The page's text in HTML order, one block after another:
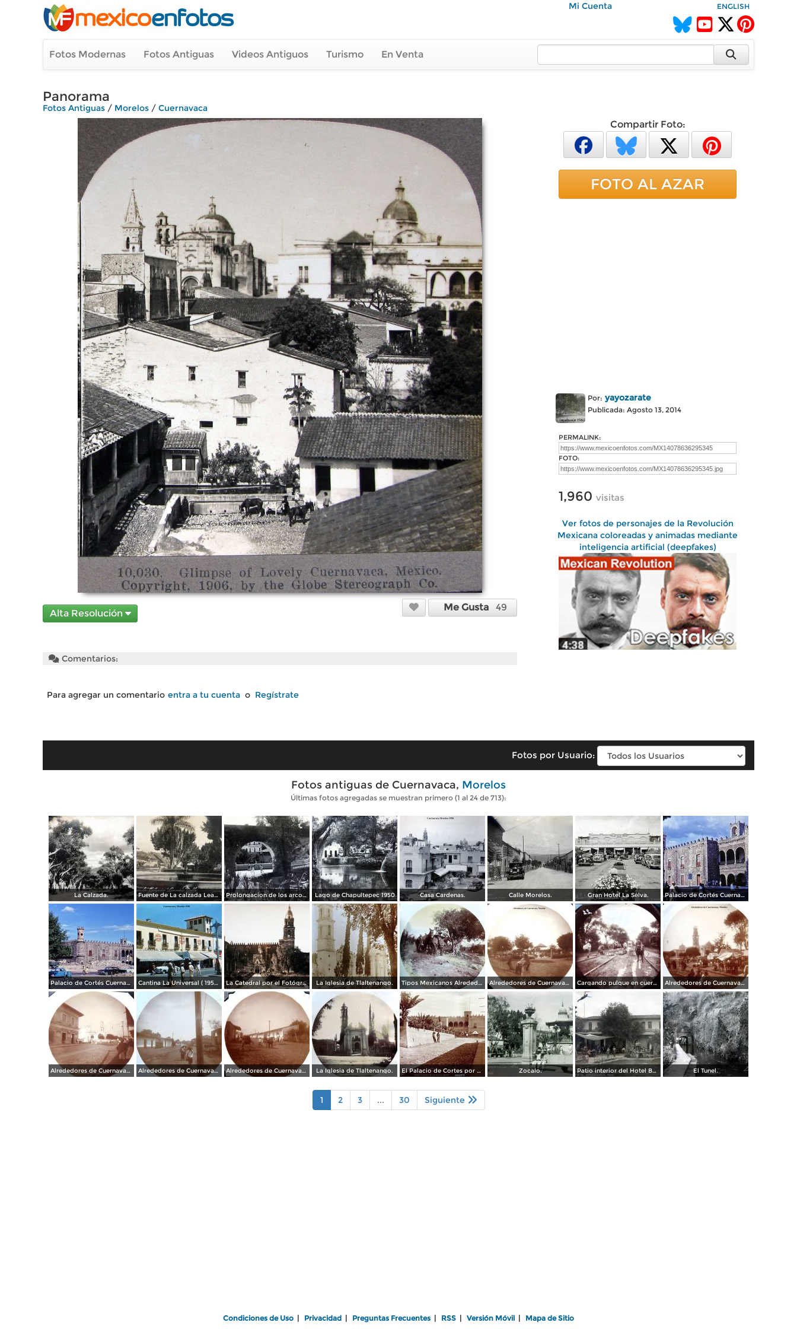
Mi Cuenta ENGLISH
Fotos Modernas Fotos Antiguas Videos Antiguos Turismo En Venta
Panorama
Fotos Antiguas / Morelos / Cuernavaca
Alta Resolución
Me Gusta 49
Comentarios:
Para agregar un comentario entra a tu cuenta o Regístrate
Compartir Foto:
FOTO AL AZAR
Por: yayozarate
Publicada: Agosto 13, 2014
PERMALINK:
FOTO:
1,960 visitas
Ver fotos de personajes de la Revolución
Mexicana coloreadas y animadas mediante
inteligencia artificial (deepfakes)
Fotos por Usuario:
Fotos antiguas de Cuernavaca, Morelos
Últimas fotos agregadas se muestran primero (1 al 24 de 713):
La Calzada. Fuente de La calzada Leandro Valle. Prolongacion de los arcos de Guadalupe. Lago de Chapultepec 1950 Casa Cardenas. Calle Morelos. Gran Hotel La Selva. Palacio de Cortés Cuernavaca Morelos 1967
Palacio de Cortés Cuernavaca Morelos 1967 Cantina La Universal ( 1950 ). La Catedral por el Fotógrafo Hugo Brehme. La Iglesia de Tlaltenango. Tipos Mexicanos Alrededores de Cuernavaca Morelos.. Alrededores de Cuernavaca Morelos. Cargando pulque en cueros de puerco Alrededores de Cuernavaca Morelos. Alrededores de Cuernavaca Morelos.
Alrededores de Cuernavaca Morelos. Alrededores de Cuernavaca Morelos. Alrededores de Cuernavaca Morelos. La Iglesia de Tlaltenango. El Palacio de Cortes por el Fotógrafo Windfield Scott. Zocalo. Patio interior del Hotel Banos y Lido, El Tunel.
1 2 3 ... 30 Siguiente
Condiciones de Uso Privacidad Preguntas Frecuentes RSS Versión Móvil Mapa de Sitio